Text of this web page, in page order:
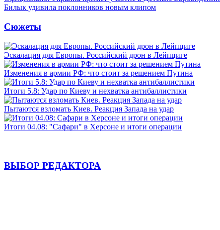
Билык удивила поклонников новым клипом
Сюжеты
Эскалация для Европы. Российский дрон в Лейпциге
Изменения в армии РФ: что стоит за решением Путина
Итоги 5.8: Удар по Киеву и нехватка антибаллистики
Пытаются взломать Киев. Реакция Запада на удар
Итоги 04.08: "Сафари" в Херсоне и итоги операции
ВЫБОР РЕДАКТОРА